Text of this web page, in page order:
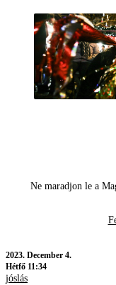
Ne maradjon le a
2023. December 4.
Hétfő 11:34
jóslás